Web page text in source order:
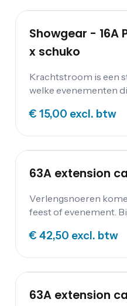
Showgear - 16A
x schuko
Krachtstroom is een
welke evenementen
maar ook op
€ 15,00 excl. btw
63A extension
Verlengsnoeren
feest of evenement.
verdeeldozen en
€ 42,50 excl. btw
63A extension